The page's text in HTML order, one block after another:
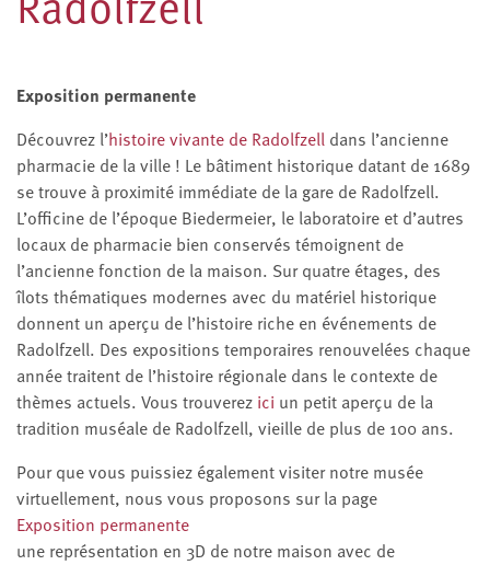
Exposition permanente
Découvrez l’histoire vivante de Radolfzell dans l’ancienne
pharmacie de la ville ! Le bâtiment historique datant de 1689
se trouve à proximité immédiate de la gare de Radolfzell.
L’officine de l’époque Biedermeier, le laboratoire et d’autres
locaux de pharmacie bien conservés témoignent de
l’ancienne fonction de la maison. Sur quatre étages, des
îlots thématiques modernes avec du matériel historique
donnent un aperçu de l’histoire riche en événements de
Radolfzell. Des expositions temporaires renouvelées chaque
année traitent de l’histoire régionale dans le contexte de
thèmes actuels. Vous trouverez ici un petit aperçu de la
tradition muséale de Radolfzell, vieille de plus de 100 ans.
Pour que vous puissiez également visiter notre musée
virtuellement, nous vous proposons sur la page
Exposition permanente
une représentation en 3D de notre maison avec de